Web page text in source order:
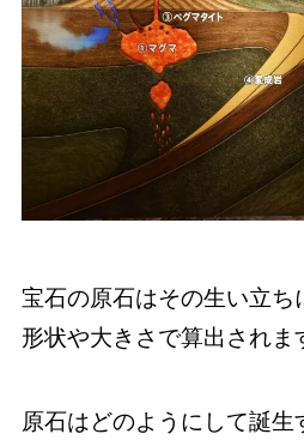
宝石の原石はその生い立ち
形状や大きさで算出されま
原石はどのようにして誕生